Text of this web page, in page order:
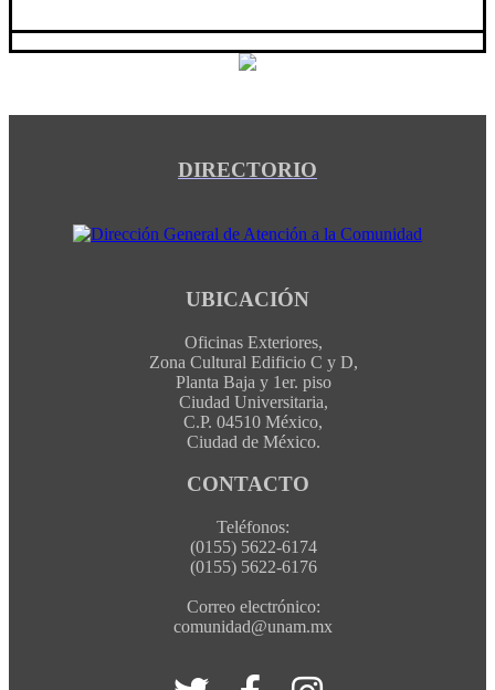
DIRECTORIO
UBICACIÓN
Oficinas Exteriores,
Zona Cultural Edificio C y D,
Planta Baja y 1er. piso
Ciudad Universitaria,
C.P. 04510 México,
Ciudad de México.
CONTACTO
Teléfonos:
(0155) 5622-6174
(0155) 5622-6176
Correo electrónico:
comunidad@unam.mx